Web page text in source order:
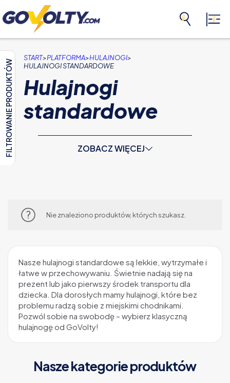
FILTROWANIE PRODUKTÓW
START>PLATFORMA>HULAJNOGI>
HULAJNOGI STANDARDOWE
Hulajnogi
standardowe
ZOBACZ WIĘCEJ
Nie znaleziono produktów, których szukasz.
Nasze hulajnogi standardowe są lekkie, wytrzymałe i
łatwe w przechowywaniu. Świetnie nadają się na
prezent lub jako pierwszy środek transportu dla
dziecka. Dla dorosłych mamy hulajnogi, które bez
problemu radzą sobie z miejskimi chodnikami.
Pozwól sobie na swobodę – wybierz klasyczną
hulajnogę od GoVolty!
Nasze kategorie produktów